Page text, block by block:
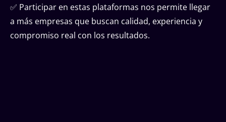
✅ Participar en estas plataformas nos permite llegar
a más empresas que buscan calidad, experiencia y
compromiso real con los resultados.